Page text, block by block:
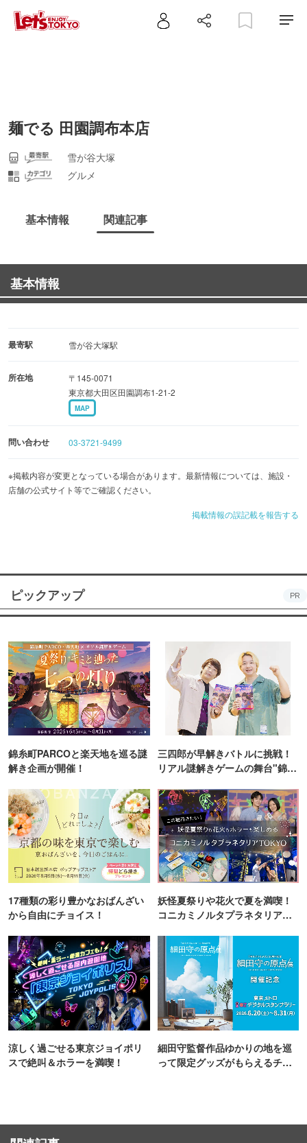
麺でる 田園調布本店
雪が谷大塚
グルメ
基本情報 関連記事
基本情報
最寄駅 雪が谷大塚駅
所在地
〒145-0071
東京都大田区田園調布1-21-2
MAP
問い合わせ 03-3721-9499
※掲載内容が変更となっている場合があります。最新情報については、施設・
店舗の公式サイト等でご確認ください。
掲載情報の誤記載を報告する
ピックアップ PR
錦糸町PARCOと楽天地を巡る謎
解き企画が開催！
三四郎が早解きバトルに挑戦！
リアル謎解きゲームの舞台"錦糸
17種類の彩り豊かなおばんざい
から自由にチョイス！
妖怪夏祭りや花火で夏を満喫！
コニカミノルタプラネタリア
涼しく過ごせる東京ジョイポリ
スで絶叫＆ホラーを満喫！
細田守監督作品ゆかりの地を巡
って限定グッズがもらえるチャ